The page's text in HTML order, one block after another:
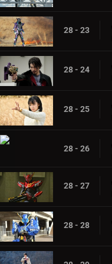
28 - 23
28 - 24
28 - 25
28 - 26
28 - 27
28 - 28